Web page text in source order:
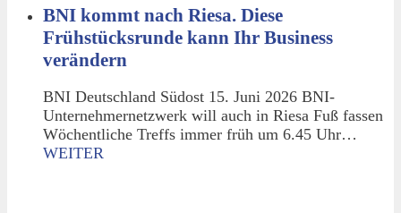
BNI kommt nach Riesa. Diese
Frühstücksrunde kann Ihr Business
verändern
BNI Deutschland Südost 15. Juni 2026 BNI-
Unternehmernetzwerk will auch in Riesa Fuß fassen
Wöchentliche Treffs immer früh um 6.45 Uhr…
WEITER